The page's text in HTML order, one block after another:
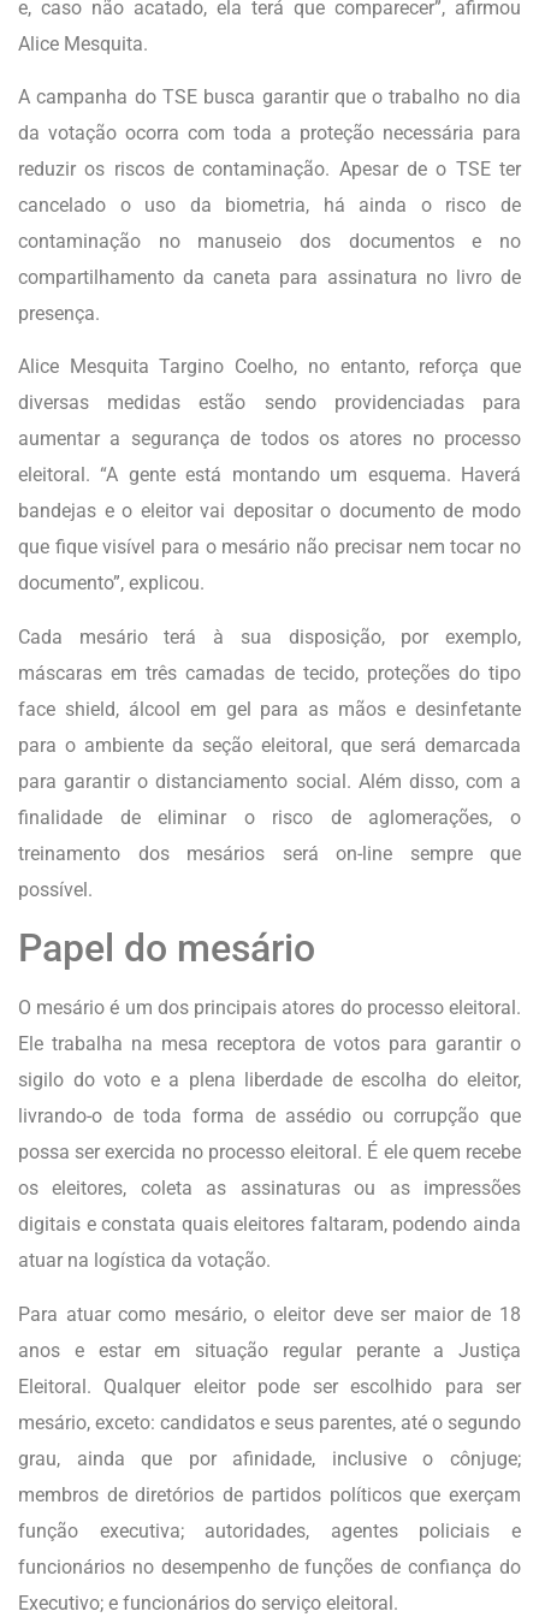
e, caso não acatado, ela terá que comparecer”, afirmou
Alice Mesquita.
A campanha do TSE busca garantir que o trabalho no dia
da votação ocorra com toda a proteção necessária para
reduzir os riscos de contaminação. Apesar de o TSE ter
cancelado o uso da biometria, há ainda o risco de
contaminação no manuseio dos documentos e no
compartilhamento da caneta para assinatura no livro de
presença.
Alice Mesquita Targino Coelho, no entanto, reforça que
diversas medidas estão sendo providenciadas para
aumentar a segurança de todos os atores no processo
eleitoral. “A gente está montando um esquema. Haverá
bandejas e o eleitor vai depositar o documento de modo
que fique visível para o mesário não precisar nem tocar no
documento”, explicou.
Cada mesário terá à sua disposição, por exemplo,
máscaras em três camadas de tecido, proteções do tipo
face shield, álcool em gel para as mãos e desinfetante
para o ambiente da seção eleitoral, que será demarcada
para garantir o distanciamento social. Além disso, com a
finalidade de eliminar o risco de aglomerações, o
treinamento dos mesários será on-line sempre que
possível.
Papel do mesário
O mesário é um dos principais atores do processo eleitoral.
Ele trabalha na mesa receptora de votos para garantir o
sigilo do voto e a plena liberdade de escolha do eleitor,
livrando-o de toda forma de assédio ou corrupção que
possa ser exercida no processo eleitoral. É ele quem recebe
os eleitores, coleta as assinaturas ou as impressões
digitais e constata quais eleitores faltaram, podendo ainda
atuar na logística da votação.
Para atuar como mesário, o eleitor deve ser maior de 18
anos e estar em situação regular perante a Justiça
Eleitoral. Qualquer eleitor pode ser escolhido para ser
mesário, exceto: candidatos e seus parentes, até o segundo
grau, ainda que por afinidade, inclusive o cônjuge;
membros de diretórios de partidos políticos que exerçam
função executiva; autoridades, agentes policiais e
funcionários no desempenho de funções de confiança do
Executivo; e funcionários do serviço eleitoral.